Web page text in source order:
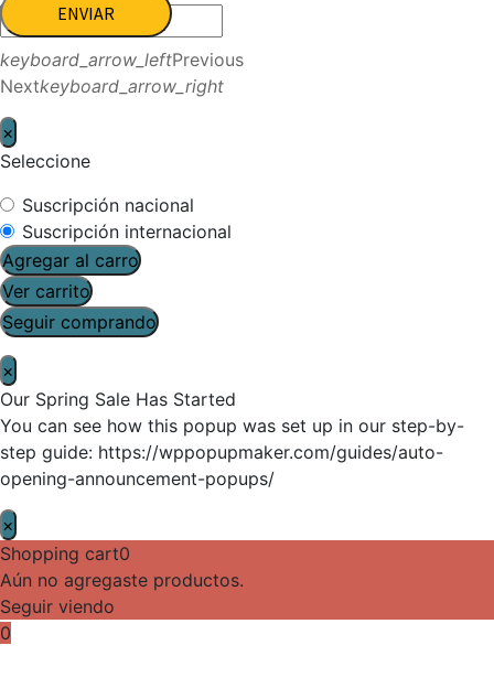
ENVIAR
keyboard_arrow_leftPrevious
Nextkeyboard_arrow_right
×
Seleccione
Suscripción nacional
Suscripción internacional
Agregar al carro
Ver carrito
Seguir comprando
×
Our Spring Sale Has Started
You can see how this popup was set up in our step-by-
step guide: https://wppopupmaker.com/guides/auto-
opening-announcement-popups/
×
Shopping cart0
Aún no agregaste productos.
Seguir viendo
0